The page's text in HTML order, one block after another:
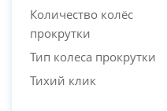
Количество колёс
прокрутки
Тип колеса прокрутки
Тихий клик